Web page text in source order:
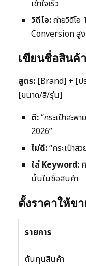
เข้าใจเร็ว
วิดีโอ:ถ่ายวิดีโ
Conversion สู
เขียนชื่อสินค้
สูตร: [Brand] + [ป
[ขนาด/สี/รุ่น]
ดี:“กระเป๋าสะ
2026”
ไม่ดี:“กระเป๋าส
ใส่ Keyword:
นั้นในชื่อสินค้า
ตั้งราคาให้ข
รายการ
ต้นทุนสินค้า